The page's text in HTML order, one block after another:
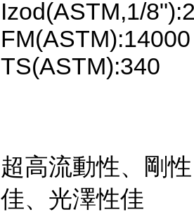
Izod(ASTM,1/
FM(ASTM):14000
TS(ASTM):340
超高流動性、剛性
佳、光澤性佳